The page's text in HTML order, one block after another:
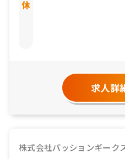
求人詳
株式会社パッションギーク